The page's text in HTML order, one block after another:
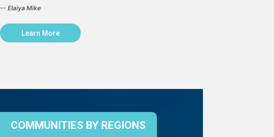
-- Elaiya Mike
Learn More
COMMUNITIES BY REGIONS